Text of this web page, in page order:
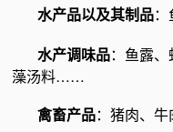
水产品以及其制品
水产调味品：鱼露
藻汤料……
禽畜产品：猪肉、